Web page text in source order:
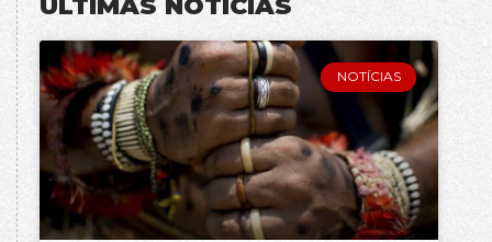
ÚLTIMAS NOTÍCIAS
NOTÍCIAS